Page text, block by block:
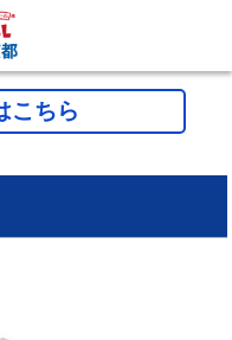
こちら